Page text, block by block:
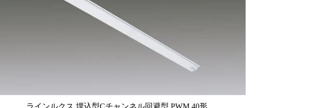
ラインルクス 埋込型Cチャンネル回避型 PWM 40形